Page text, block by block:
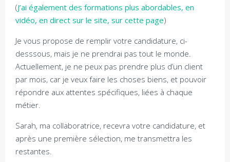
(J’ai également des formations plus abordables, en
vidéo, en direct sur le site, sur cette page)
Je vous propose de remplir votre candidature, ci-
desssous, mais je ne prendrai pas tout le monde.
Actuellement, je ne peux pas prendre plus d’un client
par mois, car je veux faire les choses biens, et pouvoir
répondre aux attentes spécifiques, liées à chaque
métier.
Sarah, ma collaboratrice, recevra votre candidature, et
après une première sélection, me transmettra les
restantes.